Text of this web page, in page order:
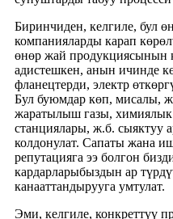
Биринчиден, келгиле, бул
компанияларды карап
өнөр жай продукциясынын
адистешкен, анын ичинде
фланецтерди, электр
Бул буюмдар көп, мисалы,
жаратылыш газы,
станциялары, ж.б. сыяктуу
колдонулат. Сапаты жана
репутацияга ээ болгон
кардарларыбыздын ар
канааттандырууга умтулат.
Эми, келгиле, конкреттүү